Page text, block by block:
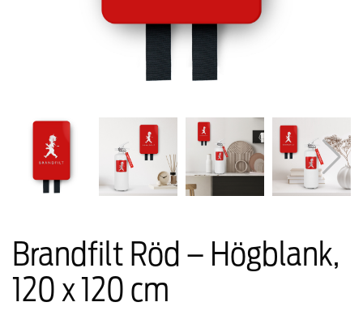
Brandfilt Röd – Högblank,
120 x 120 cm